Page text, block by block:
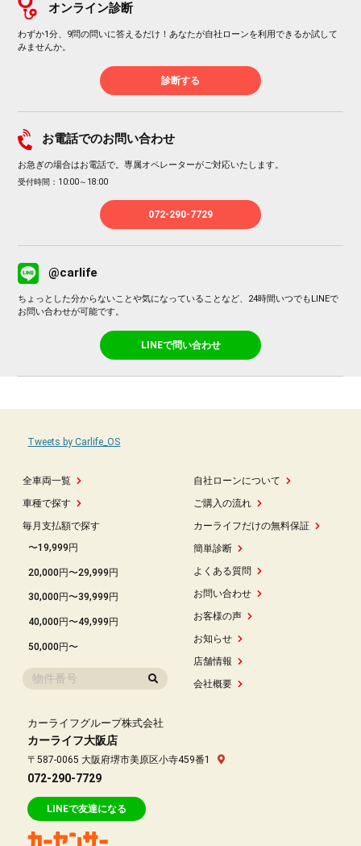
オンライン診断
わずか1分、9問の問いに答えるだけ！あなたが自社ローンを利用できるか試して
みませんか。
診断する
お電話でのお問い合わせ
お急ぎの場合はお電話で。専属オペレーターがご対応いたします。
受付時間：10:00～18:00
072-290-7729
@carlife
ちょっとした分からないことや気になっていることなど、24時間いつでもLINEで
お問い合わせが可能です。
LINEで問い合わせ
全車両一覧
車種で探す
毎月支払額で探す
〜19,999円
20,000円〜29,999円
30,000円〜39,999円
40,000円〜49,999円
50,000円〜
自社ローンについて
ご購入の流れ
カーライフだけの無料保証
簡単診断
よくある質問
お問い合わせ
お客様の声
お知らせ
店舗情報
会社概要
Tweets by Carlife_OS
カーライフグループ株式会社
カーライフ大阪店
〒587-0065 大阪府堺市美原区小寺459番1
072-290-7729
LINEで友達になる